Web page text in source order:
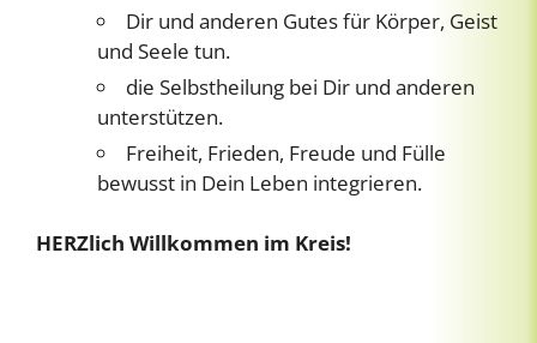
Dir und anderen Gutes für Körper, Geist
und Seele tun.
die Selbstheilung bei Dir und anderen
unterstützen.
Freiheit, Frieden, Freude und Fülle
bewusst in Dein Leben integrieren.
HERZlich Willkommen im Kreis!